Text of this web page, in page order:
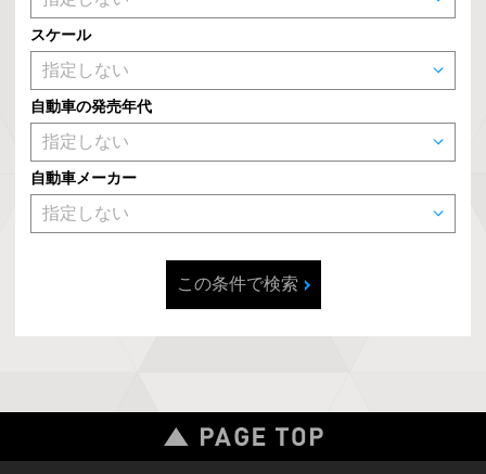
スケール
自動車の発売年代
自動車メーカー
この条件で検索